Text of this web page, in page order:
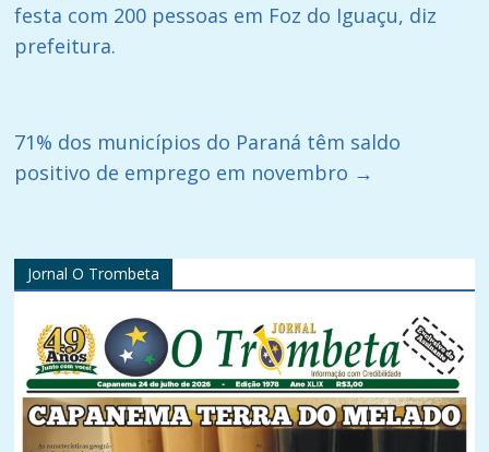
festa com 200 pessoas em Foz do Iguaçu, diz
prefeitura.
71% dos municípios do Paraná têm saldo
positivo de emprego em novembro →
Jornal O Trombeta